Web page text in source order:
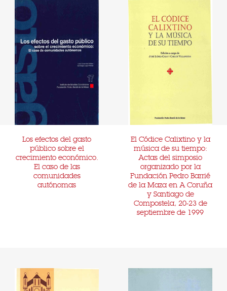
Los efectos del gasto
público sobre el
crecimiento económico.
El caso de las
comunidades
autónomas
El Códice Calixtino y la
música de su tiempo:
Actas del simposio
organizado por la
Fundación Pedro Barrié
de la Maza en A Coruña
y Santiago de
Compostela, 20-23 de
septiembre de 1999